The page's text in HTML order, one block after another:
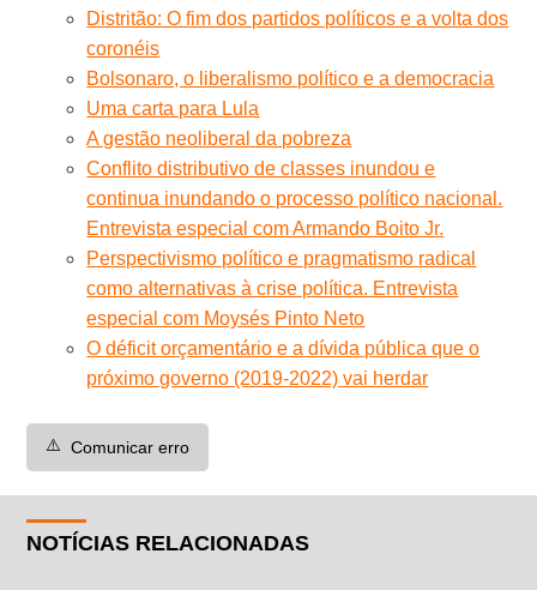
Distritão: O fim dos partidos políticos e a volta dos
coronéis
Bolsonaro, o liberalismo político e a democracia
Uma carta para Lula
A gestão neoliberal da pobreza
Conflito distributivo de classes inundou e
continua inundando o processo político nacional.
Entrevista especial com Armando Boito Jr.
Perspectivismo político e pragmatismo radical
como alternativas à crise política. Entrevista
especial com Moysés Pinto Neto
O déficit orçamentário e a dívida pública que o
próximo governo (2019-2022) vai herdar
⚠️ Comunicar erro
NOTÍCIAS RELACIONADAS